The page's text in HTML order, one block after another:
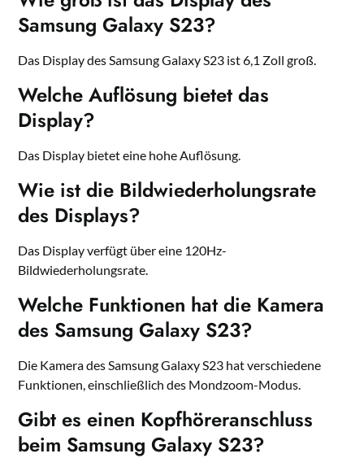
Samsung Galaxy S23?
Das Display des Samsung Galaxy S23 ist 6,1 Zoll groß.
Welche Auflösung bietet das
Display?
Das Display bietet eine hohe Auflösung.
Wie ist die Bildwiederholungsrate
des Displays?
Das Display verfügt über eine 120Hz-
Bildwiederholungsrate.
Welche Funktionen hat die Kamera
des Samsung Galaxy S23?
Die Kamera des Samsung Galaxy S23 hat verschiedene
Funktionen, einschließlich des Mondzoom-Modus.
Gibt es einen Kopfhöreranschluss
beim Samsung Galaxy S23?